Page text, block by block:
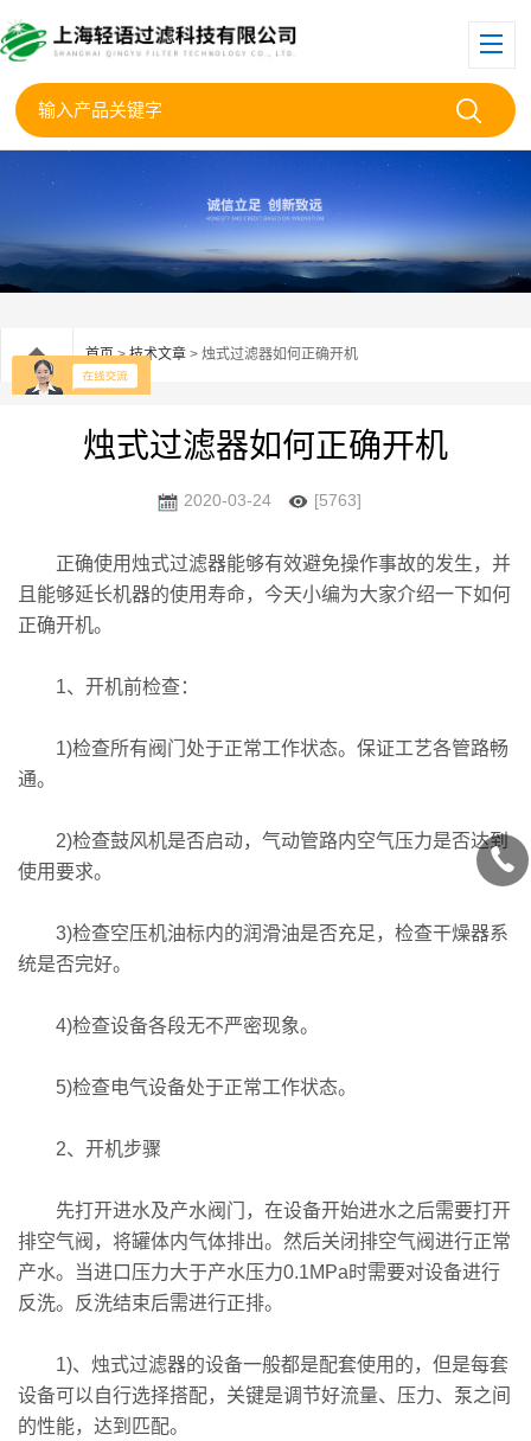
首页>技术文章 > 烛式过滤器如何正确开机
烛式过滤器如何正确开机
2020-03-24 [5763]
正确使用烛式过滤器能够有效避免操作事故的发生，并
且能够延长机器的使用寿命，今天小编为大家介绍一下如何
正确开机。
1、开机前检查：
1)检查所有阀门处于正常工作状态。保证工艺各管路畅
通。
2)检查鼓风机是否启动，气动管路内空气压力是否达到
使用要求。
3)检查空压机油标内的润滑油是否充足，检查干燥器系
统是否完好。
4)检查设备各段无不严密现象。
5)检查电气设备处于正常工作状态。
2、开机步骤
先打开进水及产水阀门，在设备开始进水之后需要打开
排空气阀，将罐体内气体排出。然后关闭排空气阀进行正常
产水。当进口压力大于产水压力0.1MPa时需要对设备进行
反洗。反洗结束后需进行正排。
1)、烛式过滤器的设备一般都是配套使用的，但是每套
设备可以自行选择搭配，关键是调节好流量、压力、泵之间
的性能，达到匹配。